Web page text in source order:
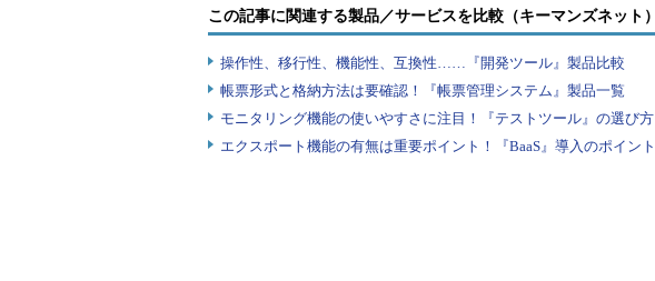
この記事に関連する製品／サービスを比較（キーマンズネット）
操作性、移行性、機能性、互換性……『開発ツール』製品比較
帳票形式と格納方法は要確認！『帳票管理システム』製品一覧
モニタリング機能の使いやすさに注目！『テストツール』の選び方
エクスポート機能の有無は重要ポイント！『BaaS』導入のポイント